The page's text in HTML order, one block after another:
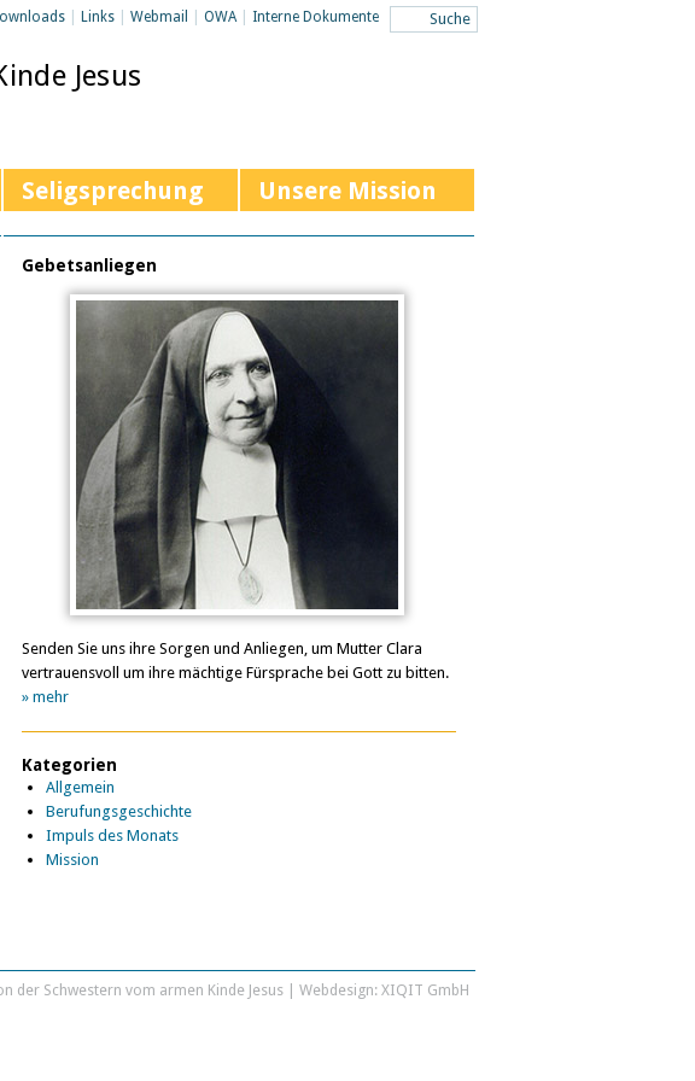
Links Webmail OWA| Interne Dokumente
Seligsprechung Unsere Mission
Jesus
Gebetsanliegen
Senden Sie uns ihre Sorgen und Anliegen, um Mutter Clara
vertrauensvoll um ihre mächtige Fürsprache bei Gott zu bitten.
» mehr
Kategorien
Allgemein
Berufungsgeschichte
Impuls des Monats
Mission
der Schwestern vom armen Kinde Jesus | Webdesign: XIQIT GmbH